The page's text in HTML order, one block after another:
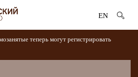
EN
теперь могут регистрировать